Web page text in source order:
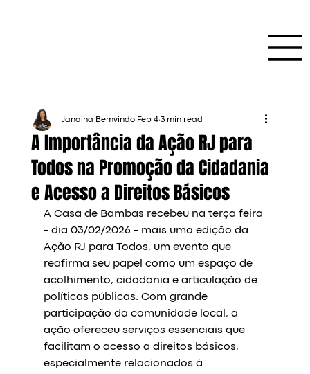
A Importância da Ação RJ para
Todos na Promoção da Cidadania
e Acesso a Direitos Básicos
Janaina Bemvindo Feb 4 3 min read
A Casa de Bambas recebeu na terça feira
- dia 03/02/2026 - mais uma edição da
Ação RJ para Todos, um evento que
reafirma seu papel como um espaço de
acolhimento, cidadania e articulação de
políticas públicas. Com grande
participação da comunidade local, a
ação ofereceu serviços essenciais que
facilitam o acesso a direitos básicos,
especialmente relacionados à